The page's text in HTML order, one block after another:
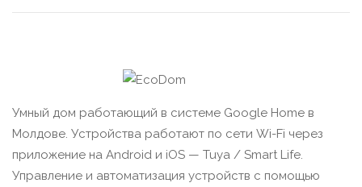
Умный дом работающий в системе Google Home в
Молдове. Устройства работают по сети Wi-Fi через
приложение на Android и iOS — Tuya / Smart Life.
Управление и автоматизация устройств с помощью